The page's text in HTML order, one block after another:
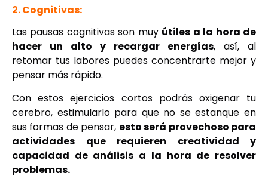
2. Cognitivas:
Las pausas cognitivas son muy útiles a la hora de
hacer un alto y recargar energías, así, al
retomar tus labores puedes concentrarte mejor y
pensar más rápido.
Con estos ejercicios cortos podrás oxigenar tu
cerebro, estimularlo para que no se estanque en
sus formas de pensar, esto será provechoso para
actividades que requieren creatividad y
capacidad de análisis a la hora de resolver
problemas.